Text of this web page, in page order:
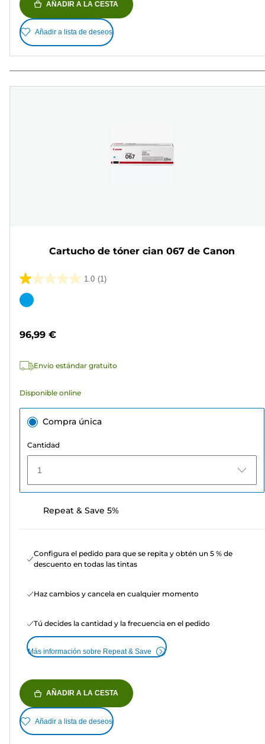
AÑADIR A LA CESTA
Añadir a lista de deseos
Cartucho de tóner cian 067 de Canon
1.0 (1)
1.0
de
1
Cartucho
color
96,99 €
Envío estándar gratuito
Disponible online
Compra única
Cantidad
1
Repeat & Save 5%
Configura el pedido para que se repita y obtén un 5 % de
descuento en todas las tintas
Haz cambios y cancela en cualquier momento
Tú decides la cantidad y la frecuencia en el pedido
Más información sobre Repeat & Save
AÑADIR A LA CESTA
Añadir a lista de deseos